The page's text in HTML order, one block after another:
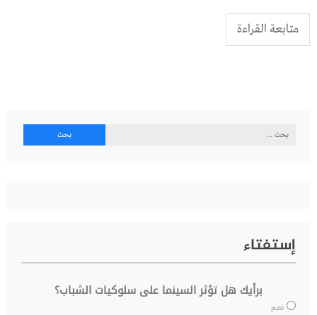
متابعة القراءة
البحث
إستفتاء
برأيك هل تؤثر السينما على سلوكيات الشباب؟
نعم